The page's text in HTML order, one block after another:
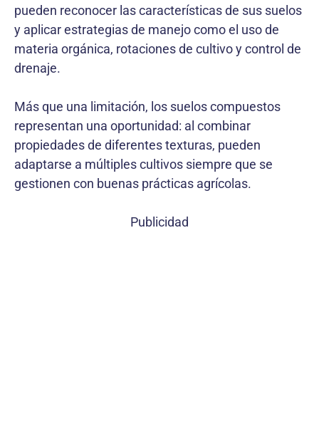
pueden reconocer las características de sus suelos
y aplicar estrategias de manejo como el uso de
materia orgánica, rotaciones de cultivo y control de
drenaje.
Más que una limitación, los suelos compuestos
representan una oportunidad: al combinar
propiedades de diferentes texturas, pueden
adaptarse a múltiples cultivos siempre que se
gestionen con buenas prácticas agrícolas.
Publicidad